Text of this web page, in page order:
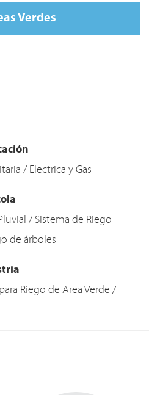
Verdes
/ Electrica y Gas
/ Sistema de Riego
de árboles
Riego de Area Verde /